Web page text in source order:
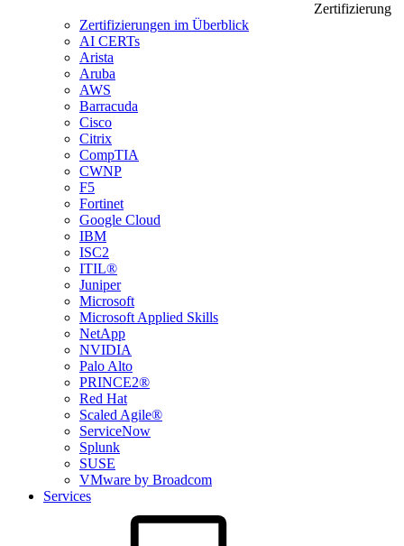
Zertifizierung
Zertifizierungen im Überblick
AI CERTs
Arista
Aruba
AWS
Barracuda
Cisco
Citrix
CompTIA
CWNP
F5
Fortinet
Google Cloud
IBM
ISC2
ITIL®
Juniper
Microsoft
Microsoft Applied Skills
NetApp
NVIDIA
Palo Alto
PRINCE2®
Red Hat
Scaled Agile®
ServiceNow
Splunk
SUSE
VMware by Broadcom
Services